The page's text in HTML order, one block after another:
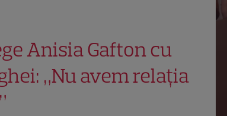
Anisia Gafton cu
„Nu avem relația